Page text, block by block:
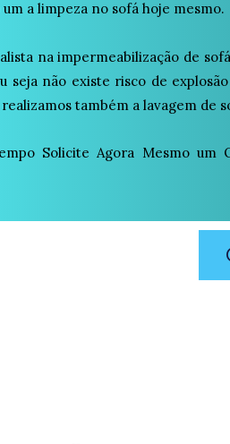
a limpeza no sofá hoje mesmo.
na impermeabilização de
seja não existe risco de
também a lavagem de
Solicite Agora Mesmo um